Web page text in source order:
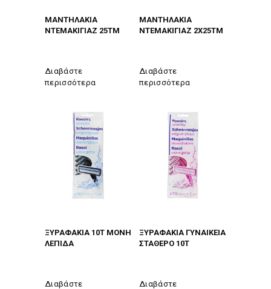
ΜΑΝΤΗΛΑΚΙΑ
ΝΤΕΜΑΚΙΓΙΑΖ 25TM
Διαβάστε
περισσότερα
ΜΑΝΤΗΛΑΚΙΑ
ΝΤΕΜΑΚΙΓΙΑΖ 2X25TM
Διαβάστε
περισσότερα
ΞΥΡΑΦΑΚΙΑ 10Τ ΜΟΝΗ
ΛΕΠΙΔΑ
Διαβάστε
ΞΥΡΑΦΑΚΙΑ ΓΥΝΑΙΚΕΙΑ
ΣΤΑΘΕΡΟ 10Τ
Διαβάστε